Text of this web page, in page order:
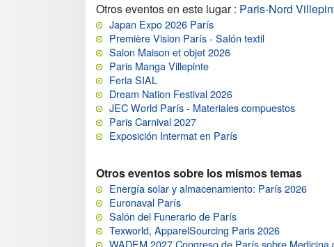
Otros eventos en este lugar: Paris-Nord
Japan Expo 2026 París
Première Vision París - Salón textil
Salon Maison et objet 2026
Paris Manga Villepinte
Feria SIAL
Dream Nation Festival 2026
JEC World París - Materiales compuestos
Paris Carnival 2027
Exposición Intermat en París
Otros eventos sobre los mismos temas
Energía solar y almacenamiento: París 2026
Euronaval París
Salón del Funerario de París
Texworld, ApparelSourcing Paris 2026
WADEM 2027 Congreso de París sobre